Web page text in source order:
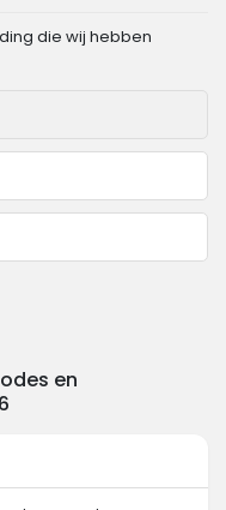
die wij hebben
en